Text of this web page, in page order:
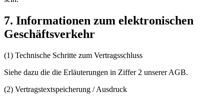
7. Informationen zum elektronischen
Geschäftsverkehr
(1) Technische Schritte zum Vertragsschluss
Siehe dazu die die Erläuterungen in Ziffer 2 unserer AGB.
(2) Vertragstextspeicherung / Ausdruck